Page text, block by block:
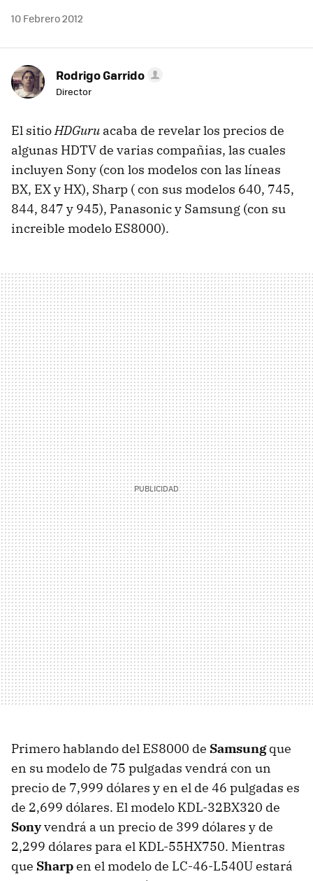
10 Febrero 2012
Rodrigo Garrido
Director
El sitioHDGuru acaba de revelar los precios de
algunas HDTV de varias compañias, las cuales
incluyen Sony (con los modelos con las líneas
BX, EX y HX), Sharp ( con sus modelos 640, 745,
844, 847 y 945), Panasonic y Samsung (con su
increible modelo ES8000).
Primero hablando del ES8000 de Samsungque
en su modelo de 75 pulgadas vendrá con un
precio de 7,999 dólares y en el de 46 pulgadas es
de 2,699 dólares. El modelo KDL-32BX320 de
Sonyvendrá a un precio de 399 dólares y de
2,299 dólares para el KDL-55HX750. Mientras
que Sharpen el modelo de LC-46-L540U estará